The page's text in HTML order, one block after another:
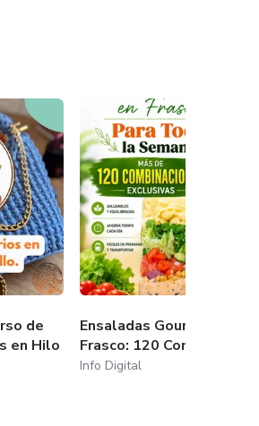
de
en Hilo
Ensaladas Gourmet en
Frasco: 120 Combinaciones
Info Digital